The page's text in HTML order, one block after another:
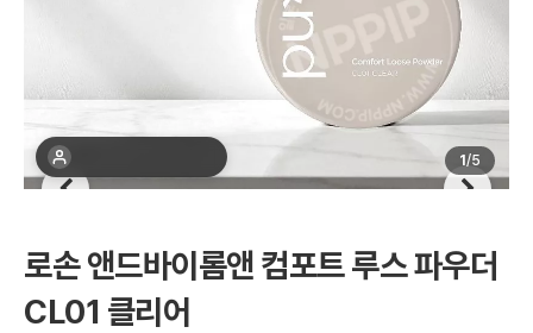
1 /5
로손 앤드바이롬앤 컴포트 루스 파우더
CL01 클리어